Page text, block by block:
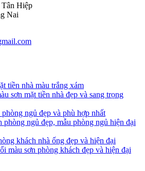
Hiệp
Nai
sơn mặt tiền nhà đẹp và sang trọng
phòng ngủ đẹp, mẫu phòng ngủ hiện đại
màu sơn phòng khách đẹp và hiện đại